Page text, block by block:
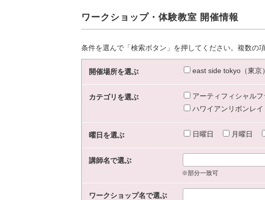
ワークショップ・体験教室 開催情報
条件を選んで「検索ボタン」を押してください。複数の
開催場所を選ぶ east side tokyo（東京）
カテゴリを選ぶ アーティフィシャルフ
ハワイアンリボンレイ
曜日を選ぶ 日曜日 月曜日
講師名で選ぶ
※部分一致可
ワークショップ名で選ぶ